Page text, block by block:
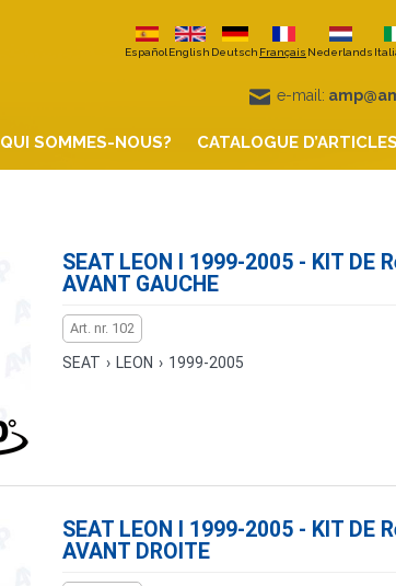
Español English Deutsch Français Nederlands
e-mail:
QUI SOMMES-NOUS? CATALOGUE D’ARTICLES
SEAT LEON I 1999-2005 - KIT DE
AVANT GAUCHE
Art. nr. 102
SEAT › LEON › 1999-2005
SEAT LEON I 1999-2005 - KIT DE
AVANT DROITE